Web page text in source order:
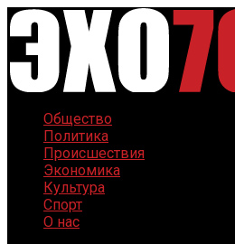
Общество
Политика
Происшествия
Экономика
Культура
Спорт
О нас